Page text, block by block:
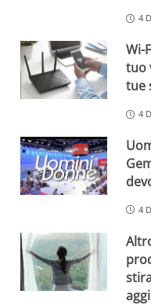
4
Wi-
tuo
tue
4
4